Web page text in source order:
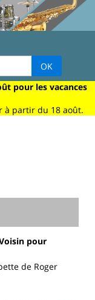
OK
pour les vacances
à partir du 18 août.
pour
de Roger